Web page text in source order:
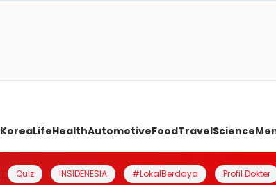
KoreaLifeHealthAutomotiveFoodTravelScience
Quiz INSIDENESIA #LokalBerdaya Profil Dokter